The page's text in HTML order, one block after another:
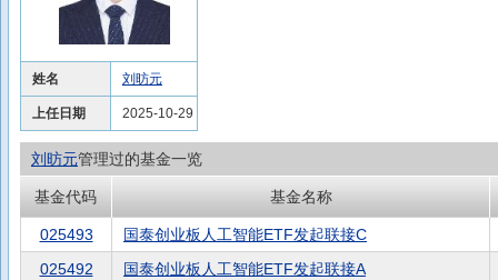
姓名 刘昉元
上任日期 2025-10-29
刘昉元管理过的基金一览
基金代码 基金名称
025493
国泰创业板人工智能ETF发起联接C
025492
国泰创业板人工智能ETF发起联接A